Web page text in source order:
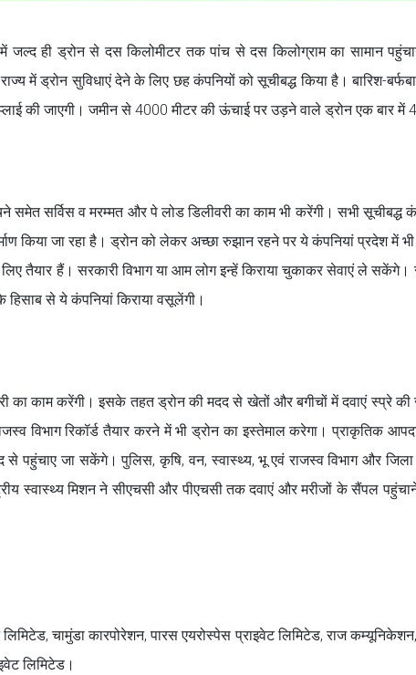
जल्द ही ड्रोन से दस किलोमीटर तक पांच से दस किलोग्राम का सामान
में ड्रोन सुविधाएं देने के लिए छह कंपनियों को सूचीबद्ध किया है। बारिश-
की जाएगी। जमीन से 4000 मीटर की ऊंचाई पर उड़ने वाले ड्रोन एक बार
समेत सर्विस व मरम्मत और पे लोड डिलीवरी का काम भी करेंगी। सभी सूचीबद्ध
किया जा रहा है। ड्रोन को लेकर अच्छा रुझान रहने पर ये कंपनियां प्रदेश में
तैयार हैं। सरकारी विभाग या आम लोग इन्हें किराया चुकाकर सेवाएं ले
हिसाब से ये कंपनियां किराया वसूलेंगी।
का काम करेंगी। इसके तहत ड्रोन की मदद से खेतों और बगीचों में दवाएं स्प्रे
विभाग रिकॉर्ड तैयार करने में भी ड्रोन का इस्तेमाल करेगा। प्राकृतिक
से पहुंचाए जा सकेंगे। पुलिस, कृषि, वन, स्वास्थ्य, भू एवं राजस्व विभाग और
स्वास्थ्य मिशन ने सीएचसी और पीएचसी तक दवाएं और मरीजों के सैंपल
लिमिटेड, चामुंडा कारपोरेशन, पारस एयरोस्पेस प्राइवेट लिमिटेड, राज
लिमिटेड।